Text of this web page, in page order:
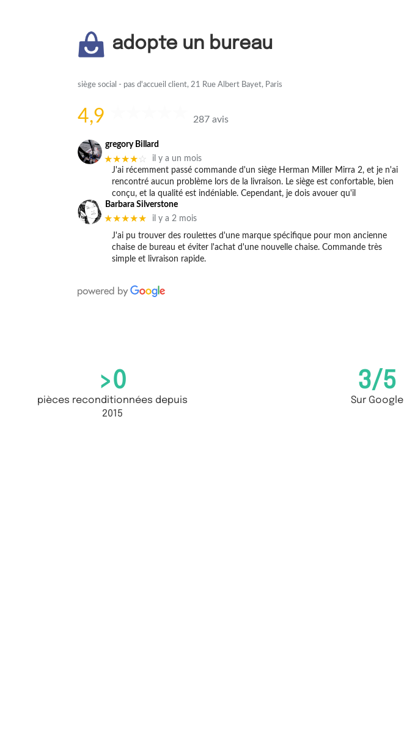
adopte un bureau
siège social - pas d'accueil client, 21 Rue Albert Bayet, Paris
4,9 287 avis
gregory Billard
★★★★☆
il y a un mois
J'ai récemment passé commande d'un siège Herman Miller Mirra 2, et je n'ai
rencontré aucun problème lors de la livraison. Le siège est confortable, bien
conçu, et la qualité est indéniable. Cependant, je dois avouer qu'il
Barbara Silverstone
★★★★★
il y a 2 mois
J'ai pu trouver des roulettes d'une marque spécifique pour mon ancienne
chaise de bureau et éviter l'achat d'une nouvelle chaise. Commande très
simple et livraison rapide.
pièces reconditionnées depuis
2015
>0
Sur Google
3/5